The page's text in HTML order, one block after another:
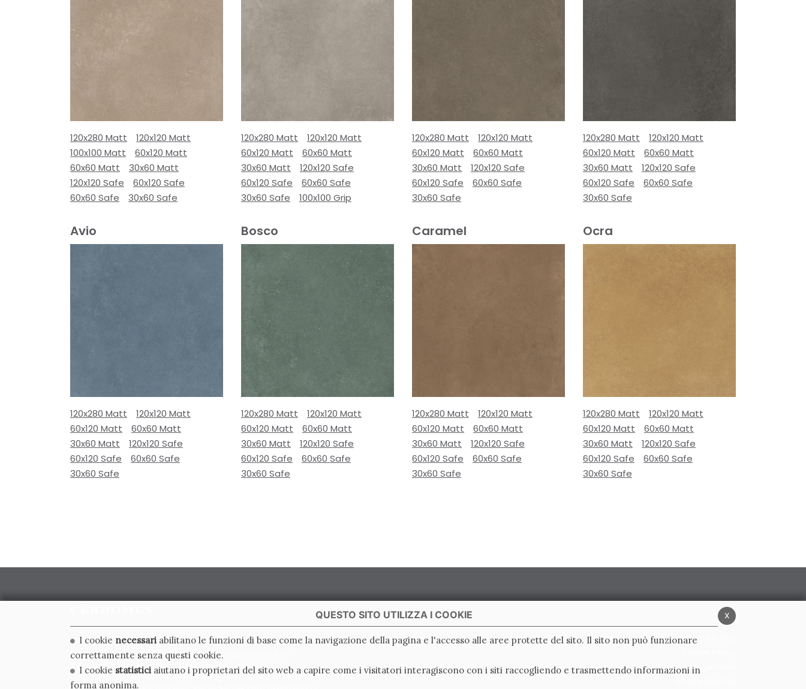
120x280 Matt
120x120 Matt
100x100 Matt
60x120 Matt
60x60 Matt
30x60 Matt
120x120 Safe
60x120 Safe
60x60 Safe
30x60 Safe
120x280 Matt
120x120 Matt
60x120 Matt
60x60 Matt
30x60 Matt
120x120 Safe
60x120 Safe
60x60 Safe
30x60 Safe
100x100 Grip
120x280 Matt
120x120 Matt
60x120 Matt
60x60 Matt
30x60 Matt
120x120 Safe
60x120 Safe
60x60 Safe
30x60 Safe
120x280 Matt
120x120 Matt
60x120 Matt
60x60 Matt
30x60 Matt
120x120 Safe
60x120 Safe
60x60 Safe
30x60 Safe
Avio
120x280 Matt
120x120 Matt
60x120 Matt
60x60 Matt
30x60 Matt
120x120 Safe
60x120 Safe
60x60 Safe
30x60 Safe
Bosco
120x280 Matt
120x120 Matt
60x120 Matt
60x60 Matt
30x60 Matt
120x120 Safe
60x120 Safe
60x60 Safe
30x60 Safe
Caramel
120x280 Matt
120x120 Matt
60x120 Matt
60x60 Matt
30x60 Matt
120x120 Safe
60x120 Safe
60x60 Safe
30x60 Safe
Ocra
120x280 Matt
120x120 Matt
60x120 Matt
60x60 Matt
30x60 Matt
120x120 Safe
60x120 Safe
60x60 Safe
30x60 Safe
CERDOMUS S.R.L.
Via Emilia Ponente, 1000 - 48014 Castel Bolognese (RA) Italy
Tel. +39.0546.652111 - Email: info@cerdomus.com
Codice Fiscale e numero iscrizione al registro imprese di Ravenna
Privacy Policy
Condizioni generali
x
QUESTO SITO UTILIZZA I COOKIE
I cookie necessari abilitano le funzioni di base come la navigazione della pagina e l'accesso alle aree protette del sito. Il sito non può funzionare
correttamente senza questi cookie.
I cookie statistici aiutano i proprietari del sito web a capire come i visitatori interagiscono con i siti raccogliendo e trasmettendo informazioni in
forma anonima.